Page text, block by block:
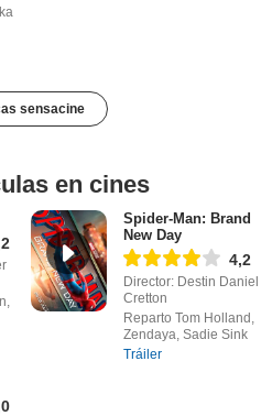
sensacine
en cines
Spider-Man: Brand
New Day
4,2
Director: Destin Daniel
Cretton
Reparto Tom Holland,
Zendaya, Sadie Sink
Tráiler